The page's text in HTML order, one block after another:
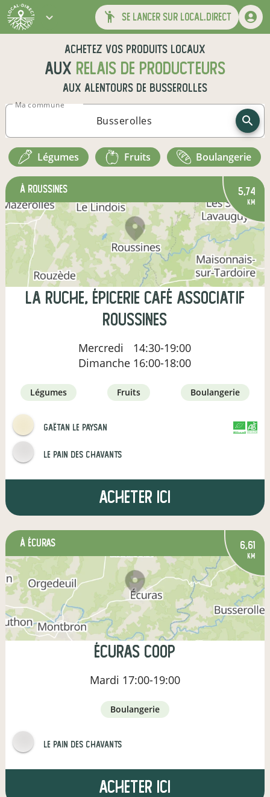
se lancer sur local.direct
Achetez vos produits locaux
aux relais de producteurs
aux alentours de Busserolles
Ma commune
légumes fruits boulangerie
à Roussines 5,74
km
La Ruche, épicerie café associatif
Roussines
Mercredi
14:30-19:00
Dimanche 16:00-18:00
légumes fruits boulangerie
Gaëtan le paysan CERTIFIÉ PAR
AGRICULTURE FRANCE
Le pain des Chavants
Acheter ici
à Écuras 6,61
km
Écuras Coop
Mardi 17:00-19:00
boulangerie
Le pain des Chavants
Acheter ici